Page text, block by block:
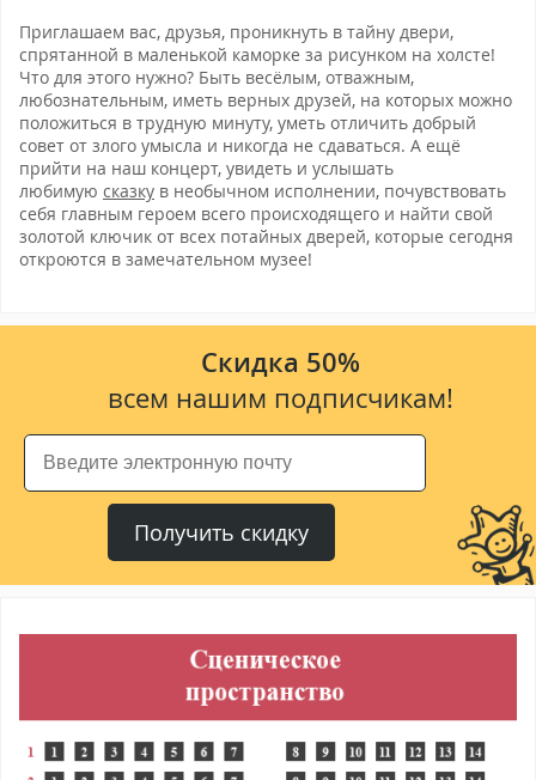
Приглашаем вас, друзья, проникнуть в тайну двери,
спрятанной в маленькой каморке за рисунком на холсте!
Что для этого нужно? Быть весёлым, отважным,
любознательным, иметь верных друзей, на которых можно
положиться в трудную минуту, уметь отличить добрый
совет от злого умысла и никогда не сдаваться. А ещё
прийти на наш концерт, увидеть и услышать
любимую сказку в необычном исполнении, почувствовать
себя главным героем всего происходящего и найти свой
золотой ключик от всех потайных дверей, которые сегодня
откроются в замечательном музее!
Скидка 50%
всем нашим подписчикам!
Получить скидку